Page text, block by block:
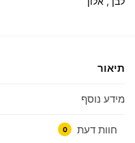
תיאור
מידע נוסף
חוות דעת 0